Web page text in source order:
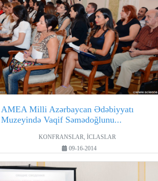
AMEA Milli Azərbaycan Ədəbiyyatı
Muzeyində Vaqif Səmədoğlunu...
KONFRANSLAR, İCLASLAR
09-16-2014